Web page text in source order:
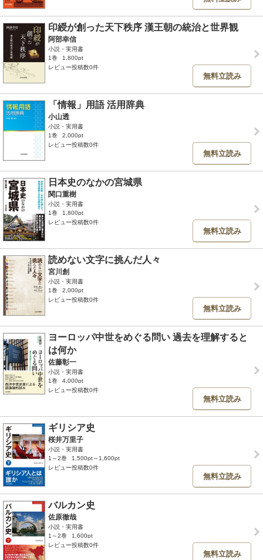
印綬が創った天下秩序 漢王朝の統治と世界観
阿部幸信
小説・実用書
1巻
1,800pt
レビュー投稿数0件
無料立読み
「情報」用語 活用辞典
小山透
小説・実用書
1巻
2,000pt
レビュー投稿数0件
無料立読み
日本史のなかの宮城県
関口重樹
小説・実用書
1巻
1,800pt
レビュー投稿数0件
無料立読み
読めない文字に挑んだ人々
宮川創
小説・実用書
1巻
2,000pt
レビュー投稿数0件
無料立読み
ヨーロッパ中世をめぐる問い 過去を理解すると
は何か
佐藤彰一
小説・実用書
1巻
4,000pt
レビュー投稿数0件
無料立読み
ギリシア史
桜井万里子
小説・実用書
1～2巻
1,500pt～1,600pt
レビュー投稿数0件
無料立読み
バルカン史
佐原徹哉
小説・実用書
1～2巻
1,600pt
レビュー投稿数0件
無料立読み